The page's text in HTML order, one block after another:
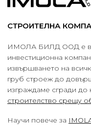
СТРОИТЕЛНА
ИМОЛА БИЛД ООД е
инвестиционна
извършването на
груб строеж до
изграждаме сгради до
строителство срещу
Научи повече за